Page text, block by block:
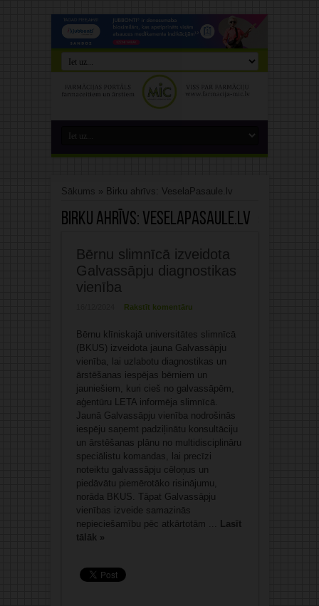
Sākums » Birku ahrīvs: VeselaPasaule.lv
Birku ahrīvs: VeselaPasaule.lv
Bērnu slimnīcā izveidota
Galvassāpju diagnostikas
vienība
Rakstīt komentāru
Bērnu klīniskajā universitātes slimnīcā
(BKUS) izveidota jauna Galvassāpju
vienība, lai uzlabotu diagnostikas un
ārstēšanas iespējas bērniem un
jauniešiem, kuri cieš no galvassāpēm,
aģentūru LETA informēja slimnīcā.
Jaunā Galvassāpju vienība nodrošinās
iespēju saņemt padziļinātu konsultāciju
un ārstēšanas plānu no multidisciplināru
speciālistu komandas, lai precīzi
noteiktu galvassāpju cēloņus un
piedāvātu piemērotāko risinājumu,
norāda BKUS. Tāpat Galvassāpju
vienības izveide samazinās
nepieciešamību pēc atkārtotām ... Lasīt
tālāk »